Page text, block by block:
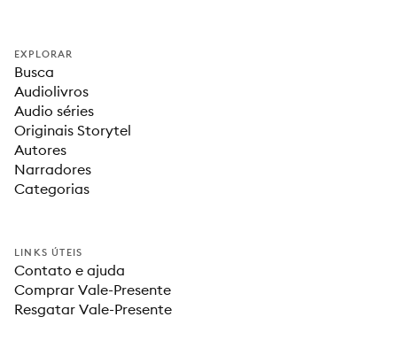
EXPLORAR
Busca
Audiolivros
Audio séries
Originais Storytel
Autores
Narradores
Categorias
LINKS ÚTEIS
Contato e ajuda
Comprar Vale-Presente
Resgatar Vale-Presente